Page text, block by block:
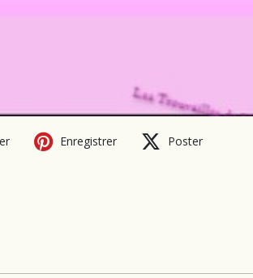
Enregistrer Poster